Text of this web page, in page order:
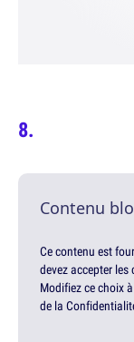
Contenu
Ce contenu est
devez accepter
Modifiez ce choix
de la